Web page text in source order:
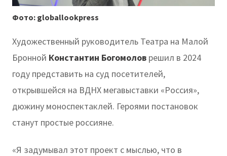
Фото: globallookpress
Художественный руководитель Театра на Малой
Бронной Константин Богомолов решил в 2024
году представить на суд посетителей,
открывшейся на ВДНХ мегавыставки «Россия»,
дюжину моноспектаклей. Героями постановок
станут простые россияне.
«Я задумывал этот проект с мыслью, что в